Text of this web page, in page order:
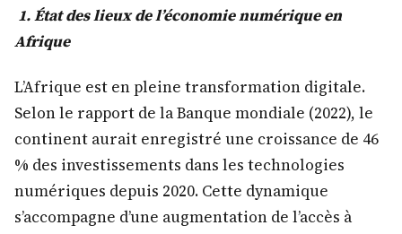
1. État des lieux de l’économie numérique en
Afrique
L’Afrique est en pleine transformation digitale.
Selon le rapport de la Banque mondiale (2022), le
continent aurait enregistré une croissance de 46
% des investissements dans les technologies
numériques depuis 2020. Cette dynamique
s’accompagne d’une augmentation de l’accès à